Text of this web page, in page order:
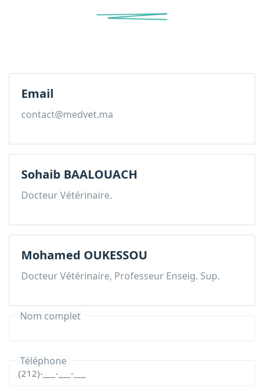
Email
contact@medvet.ma
Sohaib BAALOUACH
Docteur Vétérinaire.
Mohamed OUKESSOU
Docteur Vétérinaire, Professeur Enseig. Sup.
Nom complet
Téléphone